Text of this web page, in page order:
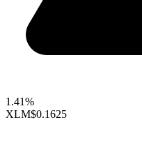
1.41%
XLM$0.1625